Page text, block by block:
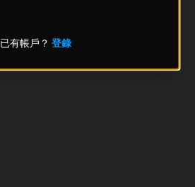
已有帳戶？ 登錄